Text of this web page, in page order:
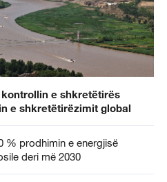
e shkretëtirës
e shkretëtirëzimit global
% prodhimin e energjisë
deri më 2030